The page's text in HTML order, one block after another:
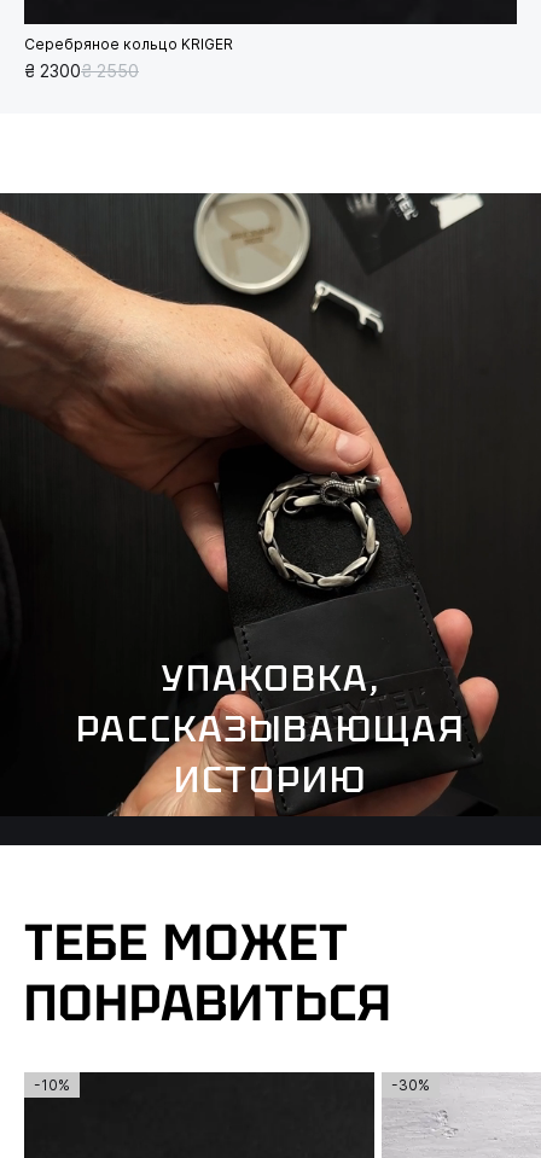
Серебряное кольцо KRIGER
₴ 2300₴ 2550
УПАКОВКА,
РАССКАЗЫВАЮЩАЯ
ИСТОРИЮ
ТЕБЕ МОЖЕТ
ПОНРАВИТЬСЯ
-10% -30%